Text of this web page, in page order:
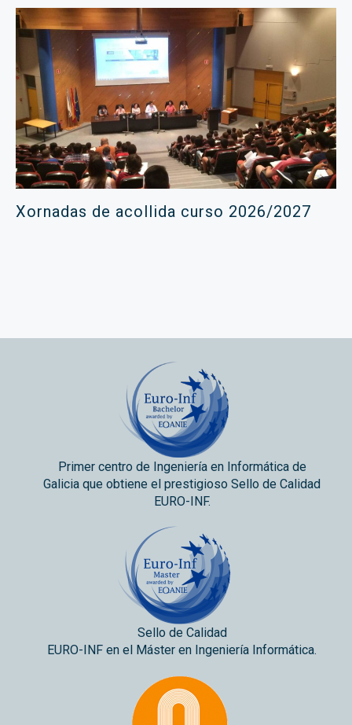
Xornadas de acollida curso 2026/2027
Primer centro de Ingeniería en Informática de
Galicia que obtiene el prestigioso Sello de Calidad
EURO-INF.
Sello de Calidad
EURO-INF en el Máster en Ingeniería Informática.